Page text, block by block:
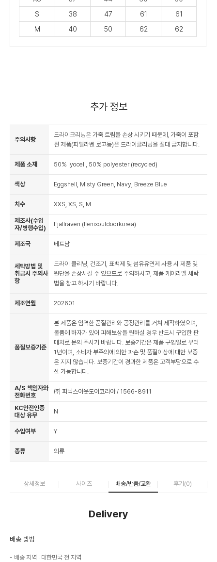
S
38 47 61
61
M
40 50 62 62
추가 정보
주의사항
드라이크리닝은 가죽 트림을 손상 시키기 때문에, 가죽이 포함
된 제품(피엘라벤 로고등)은 드라이클리닝을 절대 금지합니다.
제품 소재 50% lyocell, 50% polyester (recycled)
색상 Eggshell, Misty Green, Navy, Breeze Blue
치수 XXS, XS, S, M
제조사(수입
자/병행수입)
Fjallraven (Fenixoutdoorkorea)
제조국 베트남
세탁방법 및
취급시 주의사
항
드라이 클리닝, 건조기, 표백제 및 섬유유연제 사용 시 제품 및
원단을 손상시킬 수 있으므로 주의하시고, 제품 케어라벨 세탁
법을 참고 하시기 바랍니다.
제조연월 202601
품질보증기준
본 제품은 엄격한 품질관리와 공정관리를 거쳐 제작하였으며,
물품에 하자가 있어 피해보상을 원하실 경우 반드시 구입한 판
매처로 문의 주시기 바랍니다. 보증기간은 제품 구입일로 부터
1년이며, 소비자 부주의에 의한 파손 및 품질이상에 대한 보증
은 지지 않습니다. 보증기간이 경과한 제품은 고객부담으로 수
선 가능합니다.
A/S 책임자와
전화번호
㈜ 피닉스아웃도어코리아 / 1566-8911
KC안전인증
대상 유무
N
수입여부 Y
종류 의류
상세정보 사이즈 배송/반품/교환 후기(0)
Delivery
배송 방법
배송 지역 : 대한민국 전 지역